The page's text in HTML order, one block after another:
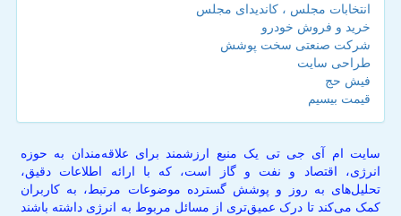
انتخابات مجلس ، کاندیدای مجلس
خرید و فروش خودرو
شرکت صنعتی سخت پوشش
طراحی سایت
فیش حج
قیمت بیسیم
سایت ام آی جی تی یک منبع ارزشمند برای علاقه‌مندان به حوزه
انرژی، اقتصاد و نفت و گاز است، که با ارائه اطلاعات دقیق،
تحلیل‌های به روز و پوشش گسترده موضوعات مرتبط، به کاربران
کمک می‌کند تا درک عمیق‌تری از مسائل مربوط به انرژی داشته باشند